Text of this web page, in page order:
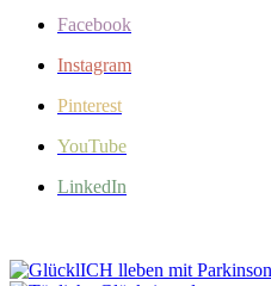
Facebook
Instagram
Pinterest
YouTube
LinkedIn